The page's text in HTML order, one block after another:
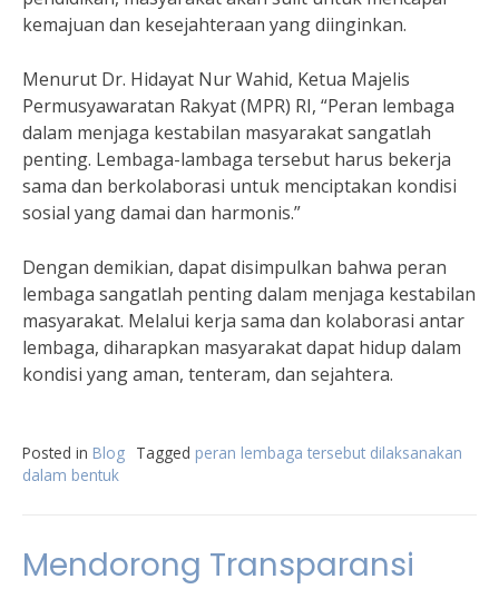
kemajuan dan kesejahteraan yang diinginkan.
Menurut Dr. Hidayat Nur Wahid, Ketua Majelis
Permusyawaratan Rakyat (MPR) RI, “Peran lembaga
dalam menjaga kestabilan masyarakat sangatlah
penting. Lembaga-lambaga tersebut harus bekerja
sama dan berkolaborasi untuk menciptakan kondisi
sosial yang damai dan harmonis.”
Dengan demikian, dapat disimpulkan bahwa peran
lembaga sangatlah penting dalam menjaga kestabilan
masyarakat. Melalui kerja sama dan kolaborasi antar
lembaga, diharapkan masyarakat dapat hidup dalam
kondisi yang aman, tenteram, dan sejahtera.
Posted in Blog Tagged peran lembaga tersebut dilaksanakan
dalam bentuk
Mendorong Transparansi